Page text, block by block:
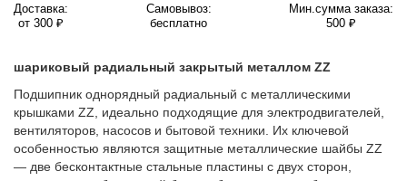
Доставка:
от 300 ₽
Самовывоз:
бесплатно
Мин.сумма заказа:
500 ₽
шариковый радиальный закрытый металлом ZZ
Подшипник однорядный радиальный с металлическими
крышками ZZ, идеально подходящие для электродвигателей,
вентиляторов, насосов и бытовой техники. Их ключевой
особенностью являются защитные металлические шайбы ZZ
— две бесконтактные стальные пластины с двух сторон,